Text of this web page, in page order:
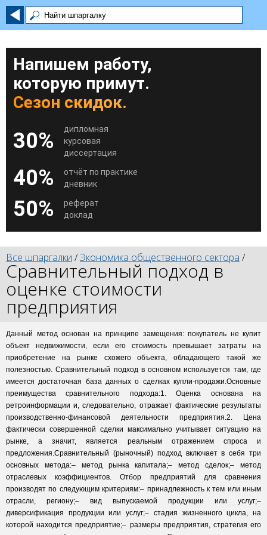
Напишем работу,
которую примут.
Сезон скидок.
30%
дипломная
курсовая
диссертация
40%
отчёт по практике
дневник
50%
реферат
доклад
Все шпаргалки /Экономика общественного сектора /
Сравнительный подход в
оценке стоимости
предприятия
Данный метод основан на принципе замещения: покупатель не купит
объект недвижимости, если его стоимость превышает затраты на
приобретение на рынке схожего объекта, обладающего такой же
полезностью. Сравнительный подход в основном используется там, где
имеется достаточная база данных о сделках купли-продажи.Основные
преимущества сравнительного подхода:1. Оценка основана на
ретроинформации и, следовательно, отражает фактические результаты
производственно-финансовой деятельности предприятия.2. Цена
фактически совершенной сделки максимально учитывает ситуацию на
рынке, а значит, является реальным отражением спроса и
предложения.Сравнительный (рыночный) подход включает в себя три
основных метода:– метод рынка капитала;– метод сделок;– метод
отраслевых коэффициентов. Отбор предприятий для сравнения
производят по следующим критериям:– принадлежность к тем или иным
отрасли, региону;– вид выпускаемой продукции или услуг;–
диверсификация продукции или услуг;– стадия жизненного цикла, на
которой находится предприятие;– размеры предприятия, стратегия его